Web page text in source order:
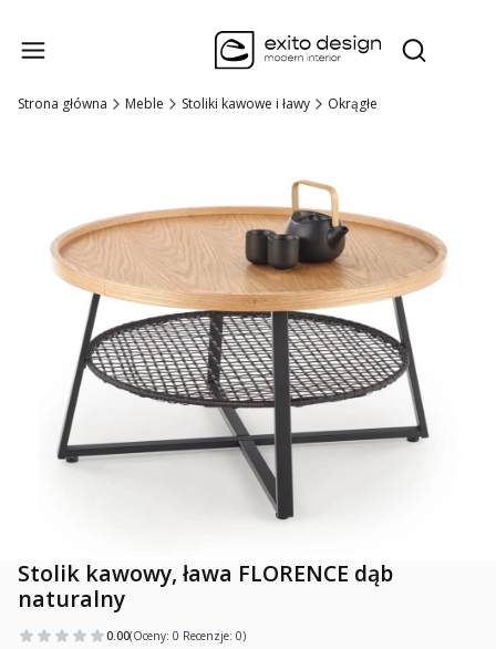
Otwórz
Strona główna Meble Stoliki kawowe i ławy Okrągłe
Stolik kawowy, ława FLORENCE dąb
naturalny
0.00(Oceny: 0 Recenzje: 0)